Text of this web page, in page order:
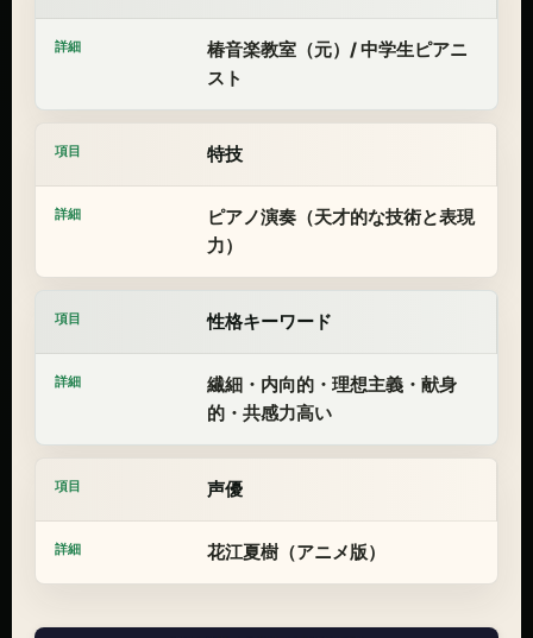
椿音楽教室（元）/ 中学生ピアニ
スト
特技
ピアノ演奏（天才的な技術と表現
力）
性格キーワード
繊細・内向的・理想主義・献身
的・共感力高い
声優
花江夏樹（アニメ版）